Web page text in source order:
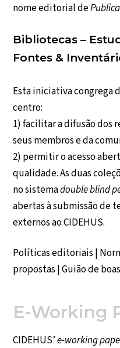
nome editorial de
Bibliotecas –
Fontes &
Esta iniciativa congrega
centro:
1) facilitar a difusão dos
seus membros e da
2) permitir o acesso
qualidade. As duas
no sistemadouble blind
abertas à submissão de
externos ao CIDEHUS.
Políticas editoriais |
propostas |Guião de
E-Working
CIDEHUS’e-working